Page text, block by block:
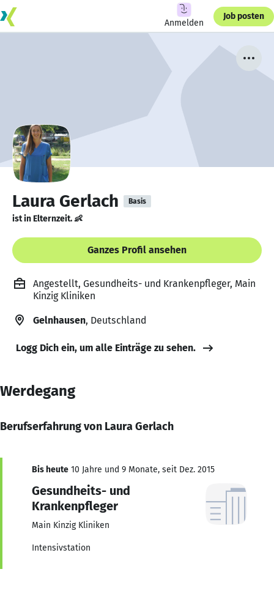
Anmelden
Job posten
Laura Gerlach Basis
ist in Elternzeit. 👶
Ganzes Profil ansehen
Angestellt, Gesundheits- und Krankenpfleger, Main
Kinzig Kliniken
Gelnhausen, Deutschland
Logg Dich ein, um alle Einträge zu sehen.
Werdegang
Berufserfahrung von Laura Gerlach
Bis heute 10 Jahre und 9 Monate, seit Dez. 2015
Gesundheits- und
Krankenpfleger
Main Kinzig Kliniken
Intensivstation